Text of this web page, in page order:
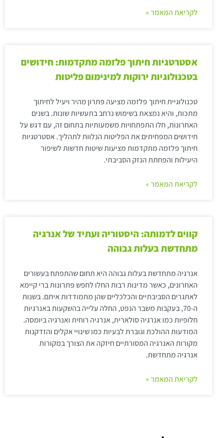
לקריאת המאמר »
אסטרטגיות חיתוך פלזמה מתקדמות: חידושים
בטכנולוגיות ירוקות למינימום פליטות
טכנולוגיית חיתוך פלזמה מציעה פתרון מהיר ויעיל לחיתוך
מתכות, והיא נמצאת בשימוש נרחב בתעשיות שונות. בשנים
האחרונות, חלו התפתחויות משמעותיות בתחום זה, עם דגש על
חידושים המפחיתים את הפליטות הנלוות לתהליך. אסטרטגיות
חיתוך פלזמה מתקדמות מציעות שיטות חדשות לשיפור
היעילות והפחתת הנזק הסביבתי.
לקריאת המאמר »
קווים לדמותה: היסטוריה ועתיד של אנרגיה
מתחדשת בעלות גבוהה
אנרגיה מתחדשת בעלות גבוהה היא תחום שהתפתח בעשורים
האחרונים, כאשר מדינות רבות החלו לחפש פתרונות ברי קיימא
לאתגרים הסביבתיים והכלכליים שהן מתמודדות איתם. בשנות
ה-70, בעקבות משבר הנפט, החלה עלייה בהשקעות באנרגיות
חלופיות כמו אנרגיה סולארית, אנרגיה רוחית ואנרגיה ביומסה.
המודעות ההולכת וגוברת לבעיות כמו שינויי אקלים והזדקנות
מקורות האנרגיה המסורתיים חיזקה את הצורך במקורות
אנרגיה מתחדשת.
לקריאת המאמר »